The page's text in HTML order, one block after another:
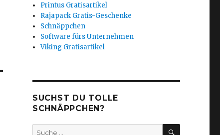
Printus Gratisartikel
Rajapack Gratis-Geschenke
Schnäppchen
Software fürs Unternehmen
Viking Gratisartikel
SUCHST DU TOLLE
SCHNÄPPCHEN?
Suche
SUCHEN